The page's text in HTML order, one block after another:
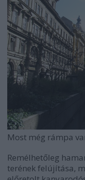
Most még rámpa
Remélhetőleg
terének felújítása,